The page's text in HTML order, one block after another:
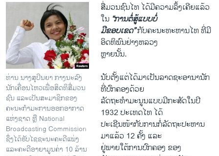
ທ່ານ ​ນາງສຸ​ປິນຍາ ກາງ​ນະລົງ
ນັກ​ເຄື່ອນ​ໄຫວເພື່ອ​ສິດທິ​ສື່​ມວນ​
ຊົນ ​ແລະ​ເປັນ​ສະມາຊິກຂອງ
ຄະນະ​ກຳມະການອອກອາກາດ
ແຫ່ງ​ຊາດ ຫຼື National
Broadcasting Commission ​
ຊຶ່ງໄດ້ຮັບໄຊຊະນະ​ຄະດີ​ແພ່ງ
ແລະຄະດີອາຍາມູນຄ່າ 10 ລ້ານ
ສື່​ມວນຊົນໄທ ​ໄດ້​ມີຄວາມລຶ້ງ​ເຄີຍ​ແລ້ວ
ໃນ “ການຕໍ່ສູ້ແບບບໍ່
ມີຂອບເຂດ”ກັບຄະນະທະຫານ​ໄທ ​ທີ່​ມີ​
ອິດທິພົນ​ຢ່າງ​ຫລວງ
ຫຼາຍນັ້ນ.
ນັບຕັ້ງ​ແຕ່​ໄດ້​ມາ​ເປັນລາດຊະອານານັກ
ທີ່ປົກຄອງ​ດ້ວຍ​
ລັດຖະທຳ​ມະນູນແບບມີກະສັດໃນ​ປີ
1932 ປະ​ເທດ​ໄທ ​ໄດ້​
ປະ​ເຊີນ​ໜ້າ​ກັບ​ການກໍ່​ລັດຖະປະຫານ​
ມາ​ແລ້ວ 12 ຄັ້ງ ​ແລະ
ຢູ່​ພາຍ​ໃຕ້​ການ​ປົກຄອງ ​ຂອງ​